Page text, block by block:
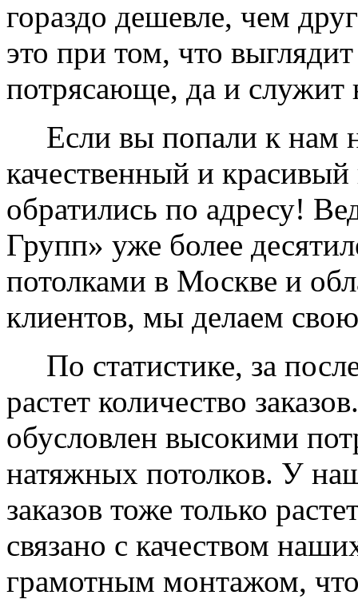
гораздо дешевле, чем
это при том, что
потрясающе, да и служит
Если вы попали к нам
качественный и
обратились по адресу!
Групп» уже более
потолками в Москве и
клиентов, мы делаем
По статистике, за
растет количество
обусловлен высокими
натяжных потолков. У
заказов тоже только
связано с качеством
грамотным монтажом,